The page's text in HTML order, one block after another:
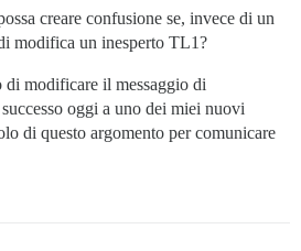
creare confusione se, invece di un
modifica un inesperto TL1?
di modificare il messaggio di
oggi a uno dei miei nuovi
di questo argomento per comunicare